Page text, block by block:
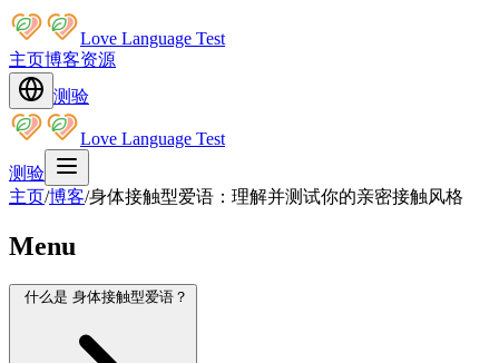
Love Language Test
主页博客资源
测验
Love Language Test
测验
主页/博客/身体接触型爱语：理解并测试你的亲密接触风格
Menu
什么是 身体接触型爱语？